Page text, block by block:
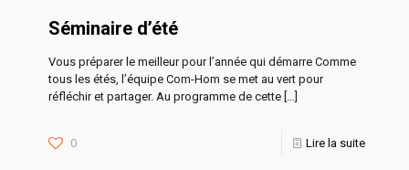
Séminaire d’été
Vous préparer le meilleur pour l’année qui démarre Comme
tous les étés, l’équipe Com-Hom se met au vert pour
réfléchir et partager. Au programme de cette […]
0 Lire la suite